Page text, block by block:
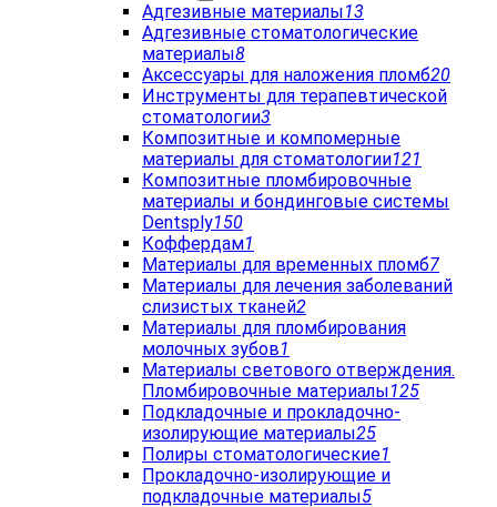
Адгезивные материалы13
Адгезивные стоматологические
материалы8
Аксессуары для наложения пломб20
Инструменты для терапевтической
стоматологии3
Композитные и компомерные
материалы для стоматологии121
Композитные пломбировочные
материалы и бондинговые системы
Dentsply150
Коффердам1
Материалы для временных пломб7
Материалы для лечения заболеваний
слизистых тканей2
Материалы для пломбирования
молочных зубов1
Материалы светового отверждения.
Пломбировочные материалы125
Подкладочные и прокладочно-
изолирующие материалы25
Полиры стоматологические1
Прокладочно-изолирующие и
подкладочные материалы5